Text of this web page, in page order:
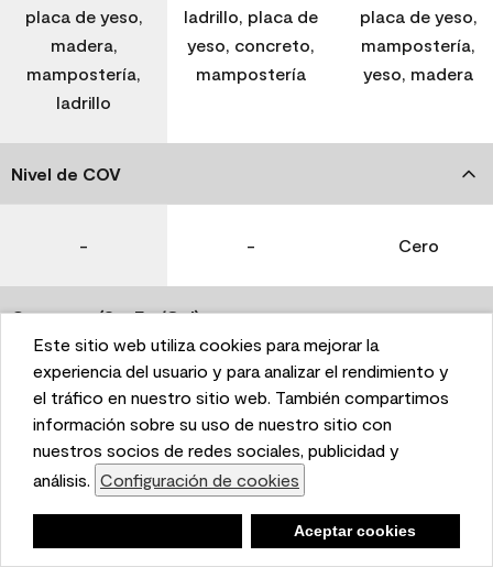
This website uses cookies to enhance user experience
and to analyze performance and traffic on our website.
We also share information about your use of our site
with our social media, advertising, and analytics
partners. Cookie Settings
Accept Cookies
Este sitio web utiliza cookies para mejorar la
experiencia del usuario y para analizar el rendimiento y
el tráfico en nuestro sitio web. También compartimos
información sobre su uso de nuestro sitio con
nuestros socios de redes sociales, publicidad y
análisis. Configuración de cookies
Aceptar cookies
placa de yeso,
madera,
mampostería,
ladrillo
ladrillo, placa de
yeso, concreto,
mampostería
placa de yeso,
mampostería,
yeso, madera
Nivel de COV
- - Cero
Coverage (Sq. Ft./Gal)
350-400 400-450 400-450
Tiempo de secado
1 hora